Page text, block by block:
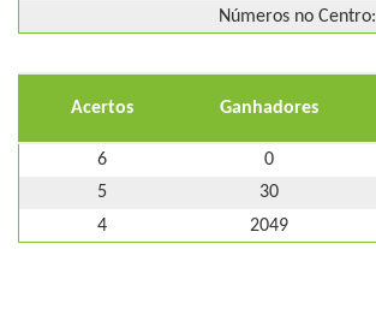
Números no Centro:
Acertos Ganhadores
6 0
5
30
4
2049